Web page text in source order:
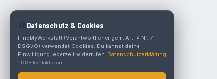
🍪 Datenschutz & Cookies
FindMyWerkstatt (Verantwortlicher gem. Art. 4 Nr. 7
DSGVO) verwendet Cookies. Du kannst deine
Einwilligung jederzeit widerrufen. Datenschutzerklärung
· DSB kontaktieren